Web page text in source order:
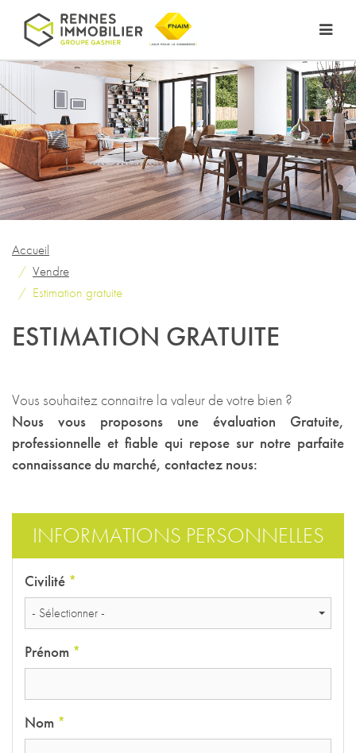
Accueil
Vendre
Estimation gratuite
ESTIMATION GRATUITE
Vous souhaitez connaitre la valeur de votre bien ?
Nous vous proposons une évaluation Gratuite,
professionnelle et fiable qui repose sur notre parfaite
connaissance du marché, contactez nous:
INFORMATIONS PERSONNELLES
Civilité *
- Sélectionner -
Prénom *
Nom *